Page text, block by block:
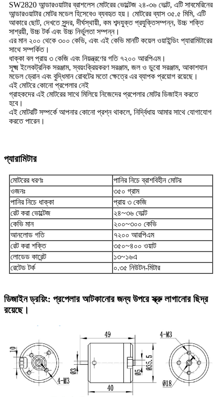
SW2820 আন্ডারওয়াটার ব্রাশলেস মোটরের ভোল্টেজ ২৪-৩৬ ভোল্ট, এটি সাবমেরিনের
আন্ডারওয়াটার মোটর মডেল হিসেবেও ব্যবহৃত হয়। মোটরের ব্যাস ৩৫.৫ মিমি, এটি
আকারে ছোট, দেখতে সুন্দর, দীর্ঘস্থায়ী, কম শব্দযুক্ত প্রযুক্তিসম্পন্ন, উচ্চ শক্তি
সাশ্রয়ী, উচ্চ টর্ক এবং উচ্চ নির্ভুলতা সম্পন্ন।
এর মান ২০০ থেকে ৩০০ কেভি, এবং এই কেভি মানটি কয়েল ওয়াইন্ডিং প্যারামিটারের
সাথে সম্পর্কিত।
ধাক্কা বল প্রায় ৩ কেজি এবং নিয়ন্ত্রণের গতি ৭২০০ আরপিএম।
সূক্ষ্ম ইলেকট্রনিক সরঞ্জাম, স্বয়ংক্রিয়করণ সরঞ্জাম, জল ও ডুবো সরঞ্জাম, আকাশযান
মডেল ড্রোন এবং বুদ্ধিমান রোবটের মতো ক্ষেত্রে এর ব্যাপক প্রয়োগ রয়েছে।
এই মোটরে কোনো প্রপেলার নেই
গ্রাহকদের এই মোটরের সাথে মিলিয়ে নিজেদের প্রপেলার মোটর ডিজাইন করতে
হবে।
এই মোটরটি সম্পর্কে আপনার কোনো প্রশ্ন থাকলে, নির্দ্বিধায় আমার সাথে যোগাযোগ
করতে পারেন।
প্যারামিটার
মোটরের ধরণঃ
পানির নিচে ব্রাশবিহীন মোটর
ওজনঃ
৩৫০ গ্রাম
পানির নিচে ধাক্কা
প্রায় ৩ কেজি
রেট করা ভোল্টেজ
২৪~৩৬ ভোল্ট
কেভি মান
২০০~৩০০ কেভি
আনলোড গতি
৭২০০ আরপিএম
রেট করা শক্তি
৩৫০~৪০০ ওয়াট
লোডেড কারেন্ট
১৩~১৬এ
রেটেড টর্ক
০.৩৫ নিউটন-মিটার
ডিজাইন ড্রয়িং: প্রপেলার আটকানোর জন্য উপরে স্ক্রু লাগানোর ছিদ্র
রয়েছে।